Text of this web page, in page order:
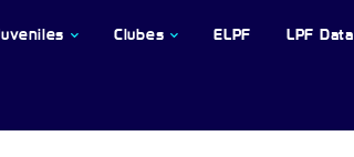
Clubes ELPF LPF Data